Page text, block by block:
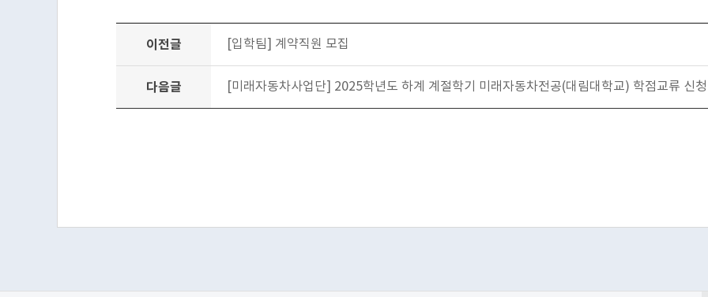
이전글 [입학팀] 계약직원 모집
다음글 [미래자동차사업단] 2025학년도 하계 계절학기 미래자동차전공(대림대학교) 학점교류 신청